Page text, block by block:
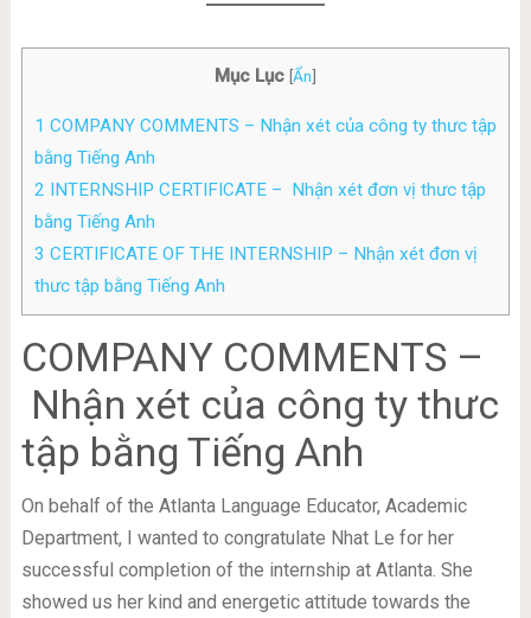
Mục Lục [Ẩn]
1 COMPANY COMMENTS – Nhận xét của công ty thưc tập
bằng Tiếng Anh
2 INTERNSHIP CERTIFICATE – Nhận xét đơn vị thưc tập
bằng Tiếng Anh
3 CERTIFICATE OF THE INTERNSHIP – Nhận xét đơn vị
thưc tập bằng Tiếng Anh
COMPANY COMMENTS –
Nhận xét của công ty thưc
tập bằng Tiếng Anh
On behalf of the Atlanta Language Educator, Academic
Department, I wanted to congratulate Nhat Le for her
successful completion of the internship at Atlanta. She
showed us her kind and energetic attitude towards the